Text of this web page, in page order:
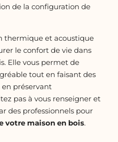
de la configuration de
thermique et acoustique
le confort de vie dans
Elle vous permet de
tout en faisant des
en préservant
pas à vous renseigner et
des professionnels pour
votre maison en bois.